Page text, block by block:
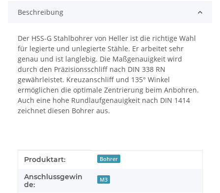
Beschreibung
Der HSS-G Stahlbohrer von Heller ist die richtige Wahl
für legierte und unlegierte Stähle. Er arbeitet sehr
genau und ist langlebig. Die Maßgenauigkeit wird
durch den Präzisionsschliff nach DIN 338 RN
gewährleistet. Kreuzanschliff und 135° Winkel
ermöglichen die optimale Zentrierung beim Anbohren.
Auch eine hohe Rundlaufgenauigkeit nach DIN 1414
zeichnet diesen Bohrer aus.
Produkteigenschaft
Wert
Produktart: Bohrer
Anschlussgewin
de:
M3